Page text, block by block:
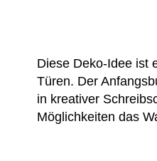
Diese Deko-Idee ist
Türen. Der
in kreativer
Möglichkeiten das